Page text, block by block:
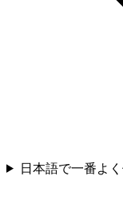
日本語で一番よ